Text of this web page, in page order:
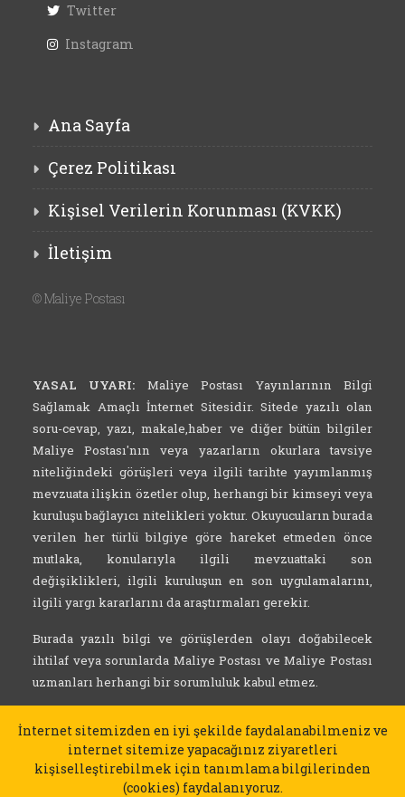
Twitter
Instagram
Ana Sayfa
Çerez Politikası
Kişisel Verilerin Korunması (KVKK)
İletişim
©Maliye Postası
YASAL UYARI: Maliye Postası Yayınlarının Bilgi
Sağlamak Amaçlı İnternet Sitesidir. Sitede yazılı olan
soru-cevap, yazı, makale,haber ve diğer bütün bilgiler
Maliye Postası'nın veya yazarların okurlara tavsiye
niteliğindeki görüşleri veya ilgili tarihte yayımlanmış
mevzuata ilişkin özetler olup, herhangi bir kimseyi veya
kuruluşu bağlayıcı nitelikleri yoktur. Okuyucuların burada
verilen her türlü bilgiye göre hareket etmeden önce
mutlaka, konularıyla ilgili mevzuattaki son
değişiklikleri, ilgili kuruluşun en son uygulamalarını,
ilgili yargı kararlarını da araştırmaları gerekir.
Burada yazılı bilgi ve görüşlerden olayı doğabilecek
ihtilaf veya sorunlarda Maliye Postası ve Maliye Postası
uzmanları herhangi bir sorumluluk kabul etmez.
İnternet sitemizden en iyi şekilde faydalanabilmeniz ve
internet sitemize yapacağınız ziyaretleri
kişiselleştirebilmek için tanımlama bilgilerinden
(cookies) faydalanıyoruz.